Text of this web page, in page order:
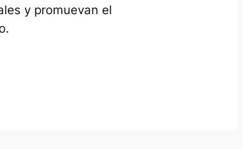
y promuevan el